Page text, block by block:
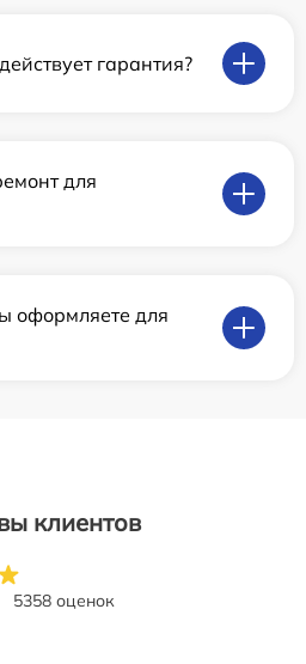
гарантия?
для
оформляете для
клиентов
5358 оценок